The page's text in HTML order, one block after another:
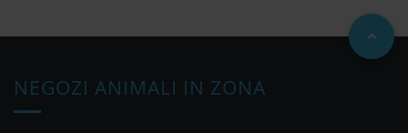
NEGOZI ANIMALI IN ZONA